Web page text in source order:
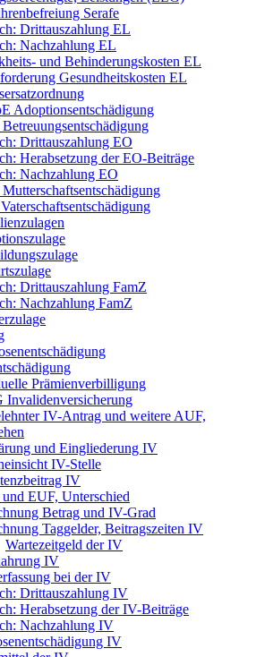
Serafe
Drittauszahlung EL
Nachzahlung EL
und Behinderungskosten EL
Gesundheitskosten EL
Adoptionsentschädigung
Drittauszahlung EO
Herabsetzung der EO-Beiträge
Nachzahlung EO
Drittauszahlung FamZ
Nachzahlung FamZ
Prämienverbilligung
IV-Antrag und weitere AUF,
und Eingliederung IV
IV-Stelle
IV
EUF, Unterschied
Betrag und IV-Grad
Taggelder, Beitragszeiten IV
Wartezeitgeld der IV
IV
bei der IV
Drittauszahlung IV
Herabsetzung der IV-Beiträge
Nachzahlung IV
IV